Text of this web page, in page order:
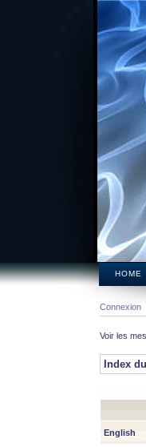
HOME
Connexion
Voir les
Index
English